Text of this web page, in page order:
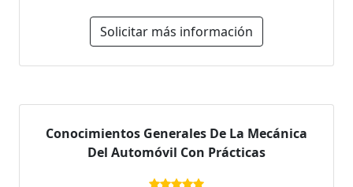
Solicitar más información
Conocimientos Generales De La Mecánica
Del Automóvil Con Prácticas